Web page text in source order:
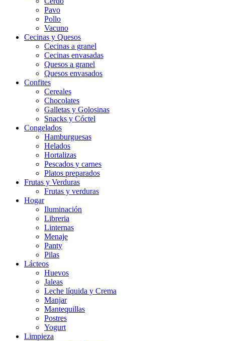
Pavo
Pollo
Vacuno
Cecinas y Quesos
Cecinas a granel
Cecinas envasadas
Quesos a granel
Quesos envasados
Confites
Cereales
Chocolates
Galletas y Golosinas
Snacks y Cóctel
Congelados
Hamburguesas
Helados
Hortalizas
Pescados y carnes
Platos preparados
Frutas y Verduras
Frutas y verduras
Hogar
Iluminación
Libreria
Linternas
Menaje
Panty
Pilas
Lácteos
Huevos
Jaleas
Leche líquida y Crema
Manjar
Mantequillas
Postres
Yogurt
Limpieza